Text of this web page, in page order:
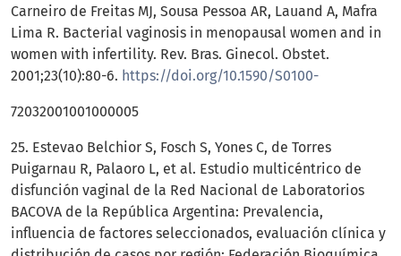
Carneiro de Freitas MJ, Sousa Pessoa AR, Lauand A, Mafra
Lima R. Bacterial vaginosis in menopausal women and in
women with infertility. Rev. Bras. Ginecol. Obstet.
2001;23(10):80-6. https://doi.org/10.1590/S0100-
72032001001000005
25. Estevao Belchior S, Fosch S, Yones C, de Torres
Puigarnau R, Palaoro L, et al. Estudio multicéntrico de
disfunción vaginal de la Red Nacional de Laboratorios
BACOVA de la República Argentina: Prevalencia,
influencia de factores seleccionados, evaluación clínica y